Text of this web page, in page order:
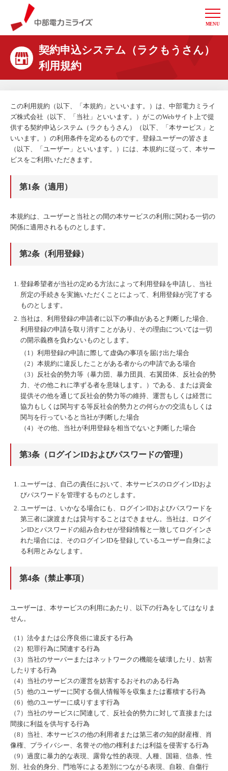
中部電力ミライズ
MENU
契約申込システム（ラクもうさん）
利用規約
この利用規約（以下、「本規約」といいます。）は、中部電力ミライ
ズ株式会社（以下、「当社」といいます。）がこのWebサイト上で提
供する契約申込システム（ラクもうさん）（以下、「本サービス」と
いいます。）の利用条件を定めるものです。登録ユーザーの皆さま
（以下、「ユーザー」といいます。）には、本規約に従って、本サー
ビスをご利用いただきます。
第1条（適用）
本規約は、ユーザーと当社との間の本サービスの利用に関わる一切の
関係に適用されるものとします。
第2条（利用登録）
登録希望者が当社の定める方法によって利用登録を申請し、当社
所定の手続きを実施いただくことによって、利用登録が完了する
ものとします。
当社は、利用登録の申請者に以下の事由があると判断した場合、
利用登録の申請を取り消すことがあり、その理由については一切
の開示義務を負わないものとします。
（1）利用登録の申請に際して虚偽の事項を届け出た場合
（2）本規約に違反したことがある者からの申請である場合
（3）反社会的勢力等（暴力団、暴力団員、右翼団体、反社会的勢
力、その他これに準ずる者を意味します。）である、または資金
提供その他を通じて反社会的勢力等の維持、運営もしくは経営に
協力もしくは関与する等反社会的勢力との何らかの交流もしくは
関与を行っていると当社が判断した場合
（4）その他、当社が利用登録を相当でないと判断した場合
第3条（ログインIDおよびパスワードの管理）
ユーザーは、自己の責任において、本サービスのログインIDおよ
びパスワードを管理するものとします。
ユーザーは、いかなる場合にも、ログインIDおよびパスワードを
第三者に譲渡または貸与することはできません。当社は、ログイ
ンIDとパスワードの組み合わせが登録情報と一致してログインさ
れた場合には、そのログインIDを登録しているユーザー自身によ
る利用とみなします。
第4条（禁止事項）
ユーザーは、本サービスの利用にあたり、以下の行為をしてはなりま
せん。
（1）法令または公序良俗に違反する行為
（2）犯罪行為に関連する行為
（3）当社のサーバーまたはネットワークの機能を破壊したり、妨害
したりする行為
（4）当社のサービスの運営を妨害するおそれのある行為
（5）他のユーザーに関する個人情報等を収集または蓄積する行為
（6）他のユーザーに成りすます行為
（7）当社のサービスに関連して、反社会的勢力に対して直接または
間接に利益を供与する行為
（8）当社、本サービスの他の利用者または第三者の知的財産権、肖
像権、プライバシー、名誉その他の権利または利益を侵害する行為
（9）過度に暴力的な表現、露骨な性的表現、人種、国籍、信条、性
別、社会的身分、門地等による差別につながる表現、自殺、自傷行